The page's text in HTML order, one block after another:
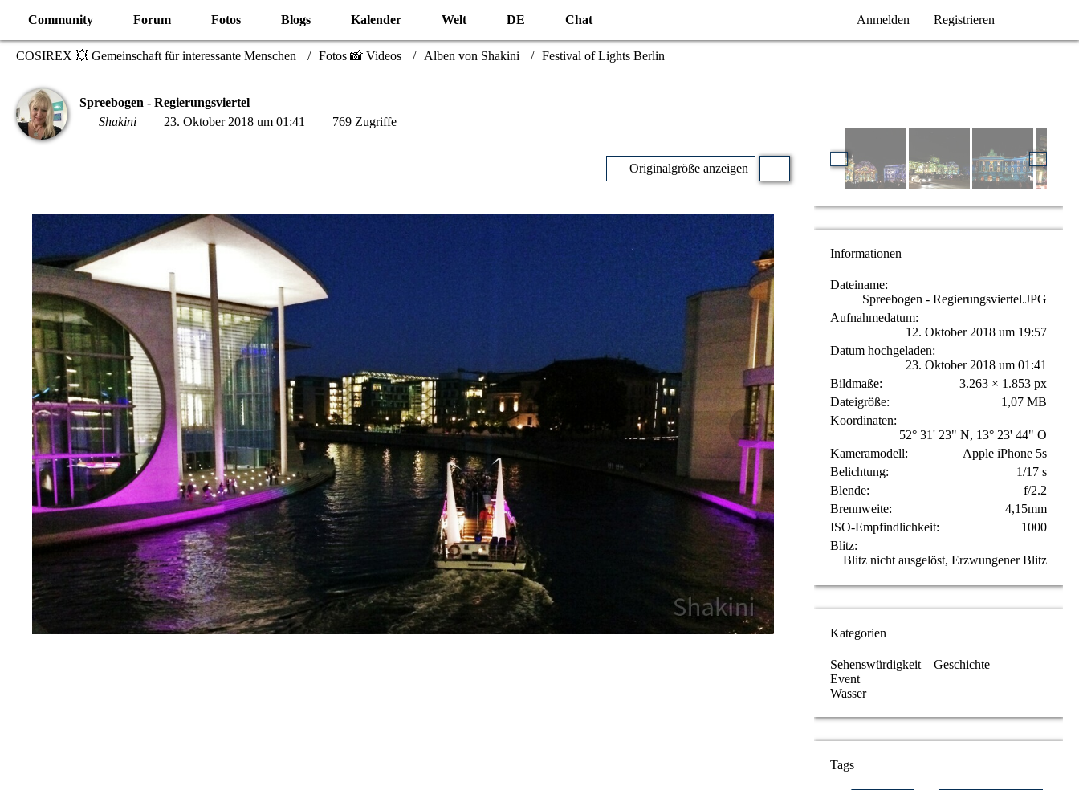
Community Forum Fotos Blogs Kalender Welt DE Chat Anmelden Registrieren
COSIREX 💥 Gemeinschaft für interessante Menschen Fotos 📸 Videos Alben von Shakini Festival of Lights Berlin
Spreebogen - Regierungsviertel
Shakini
23. Oktober 2018 um 01:41 769 Zugriffe
Originalgröße anzeigen
Informationen
Dateiname
Spreebogen - Regierungsviertel.JPG
Aufnahmedatum
12. Oktober 2018 um 19:57
Datum hochgeladen
23. Oktober 2018 um 01:41
Bildmaße
3.263 × 1.853 px
Dateigröße
1,07 MB
Koordinaten
52° 31' 23" N, 13° 23' 44" O
Kameramodell
Apple iPhone 5s
Belichtung
1/17 s
Blende
f/2.2
Brennweite
4,15mm
ISO-Empfindlichkeit
1000
Blitz
Blitz nicht ausgelöst, Erzwungener Blitz
Kategorien
Sehenswürdigkeit – Geschichte
Event
Wasser
Tags